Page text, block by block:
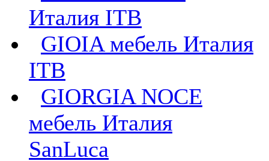
Италия ITB
GIOIA мебель Италия
ITB
GIORGIA NOCE
мебель Италия
SanLuca